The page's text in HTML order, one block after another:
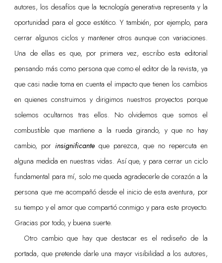
autores, los desafíos que la tecnología generativa representa y la
oportunidad para el goce estético. Y también, por ejemplo, para
cerrar algunos ciclos y mantener otros aunque con variaciones.
Una de ellas es que, por primera vez, escribo esta editorial
pensando más como persona que como el editor de la revista, ya
que casi nadie toma en cuenta el impacto que tienen los cambios
en quienes construimos y dirigimos nuestros proyectos porque
solemos ocultarnos tras ellos. No olvidemos que somos el
combustible que mantiene a la rueda girando, y que no hay
cambio, por insignificanteque parezca, que no repercuta en
alguna medida en nuestras vidas. Así que, y para cerrar un ciclo
fundamental para mí, solo me queda agradecerle de corazón a la
persona que me acompañó desde el inicio de esta aventura, por
su tiempo y el amor que compartió conmigo y para este proyecto.
Gracias por todo, y buena suerte.
Otro cambio que hay que destacar es el rediseño de la
portada, que pretende darle una mayor visibilidad a los autores,